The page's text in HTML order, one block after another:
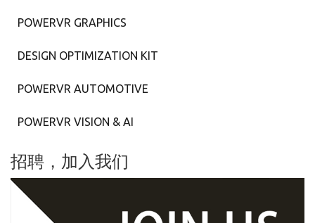
POWERVR GRAPHICS
DESIGN OPTIMIZATION KIT
POWERVR AUTOMOTIVE
POWERVR VISION & AI
招聘，加入我们